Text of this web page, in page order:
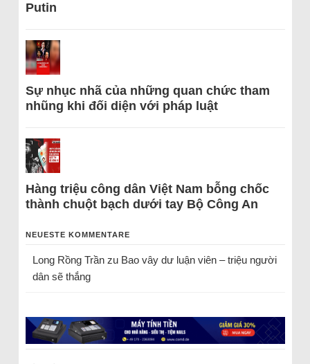
Putin
Sự nhục nhã của những quan chức tham
nhũng khi đối diện với pháp luật
Hàng triệu công dân Việt Nam bỗng chốc
thành chuột bạch dưới tay Bộ Công An
NEUESTE KOMMENTARE
Long Rồng Trầnzu Bao vây dư luận viên – triệu người
dân sẽ thắng